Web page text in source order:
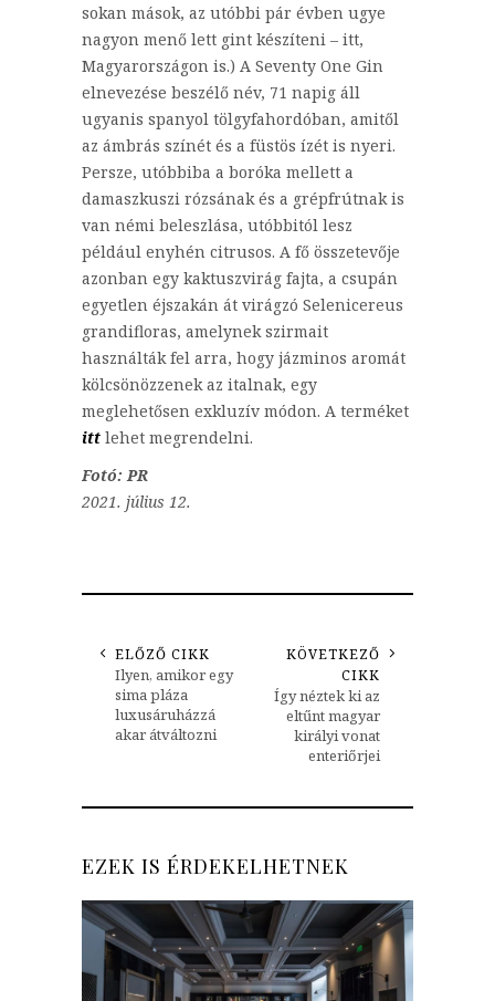
sokan mások, az utóbbi pár évben ugye
nagyon menő lett gint készíteni – itt,
Magyarországon is.) A Seventy One Gin
elnevezése beszélő név, 71 napig áll
ugyanis spanyol tölgyfahordóban, amitől
az ámbrás színét és a füstös ízét is nyeri.
Persze, utóbbiba a boróka mellett a
damaszkuszi rózsának és a grépfrútnak is
van némi beleszlása, utóbbitól lesz
például enyhén citrusos. A fő összetevője
azonban egy kaktuszvirág fajta, a csupán
egyetlen éjszakán át virágzó Selenicereus
grandifloras, amelynek szirmait
használták fel arra, hogy jázminos aromát
kölcsönözzenek az italnak, egy
meglehetősen exkluzív módon. A terméket
itt lehet megrendelni.
Fotó: PR
2021. július 12.
ELŐZŐ CIKK
Ilyen, amikor egy
sima pláza
luxusáruházzá
akar átváltozni
KÖVETKEZŐ
CIKK
Így néztek ki az
eltűnt magyar
királyi vonat
enteriőrjei
EZEK IS ÉRDEKELHETNEK